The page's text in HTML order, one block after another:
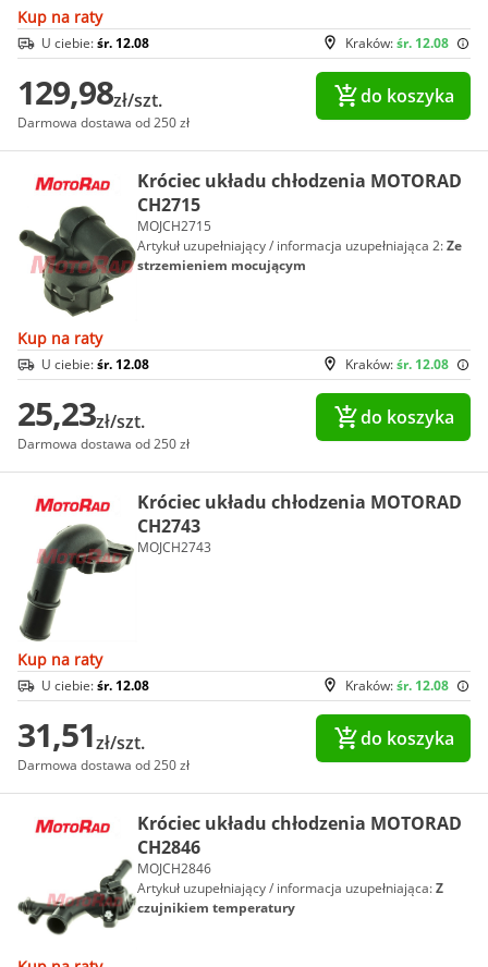
Kup na raty
Kraków:śr. 12.08
U ciebie:śr. 12.08
129,98zł/szt.
Darmowa dostawa od 250 zł
do koszyka
Króciec układu chłodzenia MOTORAD
CH2715
MOJCH2715
Artykuł uzupełniający / informacja uzupełniająca 2:Ze
strzemieniem mocującym
Kup na raty
Kraków:śr. 12.08
U ciebie:śr. 12.08
25,23zł/szt.
Darmowa dostawa od 250 zł
do koszyka
Króciec układu chłodzenia MOTORAD
CH2743
MOJCH2743
Kup na raty
Kraków:śr. 12.08
U ciebie:śr. 12.08
31,51zł/szt.
Darmowa dostawa od 250 zł
do koszyka
Króciec układu chłodzenia MOTORAD
CH2846
MOJCH2846
Artykuł uzupełniający / informacja uzupełniająca:Z
czujnikiem temperatury